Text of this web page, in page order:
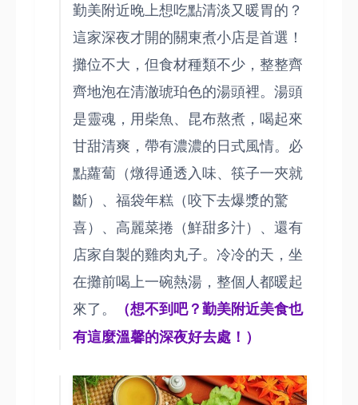
勤美附近晚上想吃點清淡又暖胃的？
這家深夜才開的關東煮小店是首選！
攤位不大，但食材種類不少，整整齊
齊地泡在清澈琥珀色的湯頭裡。湯頭
是靈魂，用柴魚、昆布熬煮，喝起來
甘甜清爽，帶有濃濃的日式風情。必
點蘿蔔（燉得通透入味、筷子一夾就
斷）、福袋年糕（咬下去爆漿的驚
喜）、高麗菜捲（鮮甜多汁）、還有
店家自製的雞肉丸子。冷冷的天，坐
在攤前喝上一碗熱湯，整個人都暖起
來了。
（想不到吧？勤美附近美食也
有這麼溫馨的深夜好去處！）